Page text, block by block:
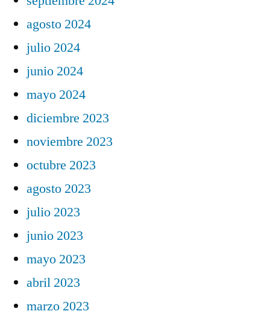
agosto 2024
julio 2024
junio 2024
mayo 2024
diciembre 2023
noviembre 2023
octubre 2023
agosto 2023
julio 2023
junio 2023
mayo 2023
abril 2023
marzo 2023